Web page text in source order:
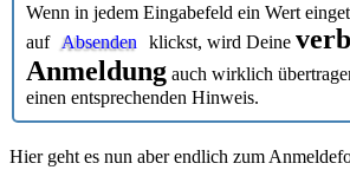
Wenn in jedem Eingabefeld ein Wert
auf Absenden klickst, wird Deine
Anmeldung auch wirklich
einen entsprechenden Hinweis.
Hier geht es nun aber endlich zum